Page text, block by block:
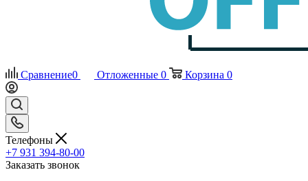
Сравнение0 Отложенные 0 Корзина 0
Телефоны
+7 931 394-80-00
Заказать звонок